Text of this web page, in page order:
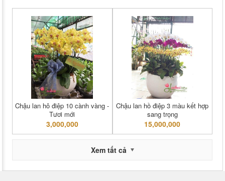
Chậu lan hô điệp 10 cành vàng -
Tươi mới
3,000,000
Chậu lan hồ điệp 3 màu kết hợp
sang trọng
15,000,000
Xem tất cả